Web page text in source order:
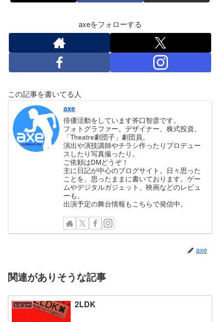
axeをフォローする
この記事を書いてる人
axe
俳優活動をしています斧口智彦です。
フォトグラファー。デザイナー。株式投資。
「Theatre劇団子」劇団員。
演出や演技講師やチラシ作ったりプロデュー
スしたり写真撮ったり。
ご依頼はDMどうぞ！
主に日記が中心のブログサイト。日々思った
ことを、思ったままに書いております。ゲー
ムやデジタルガジェット、映画などのレビュ
ーも。
出演予定の舞台情報もこちらで発信中。
axe
関連がありそうな記事
レビュー 2LDK